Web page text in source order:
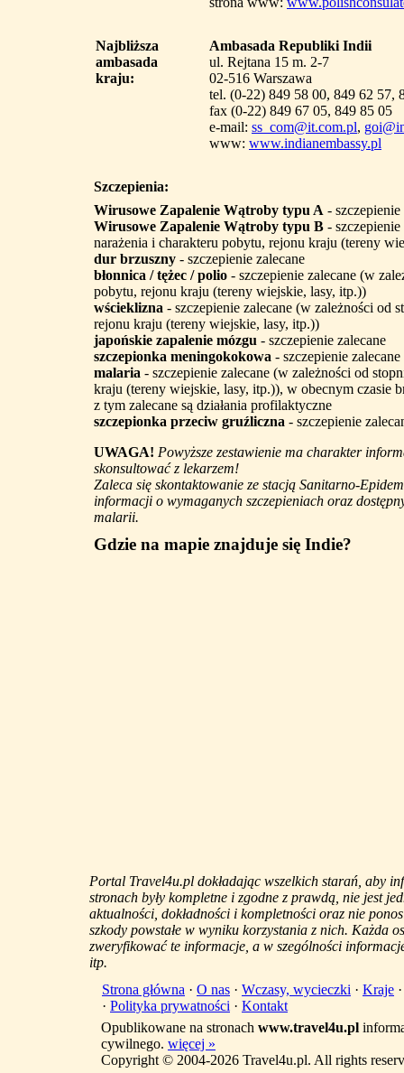
Najbliższa
ambasada
kraju:
Ambasada Republiki Indii
ul. Rejtana 15 m. 2-7
02-516 Warszawa
tel. (0-22) 849 58 00, 849 62 57,
fax (0-22) 849 67 05, 849 85 05
e-mail: ss_com@it.com.pl,
www: www.indianembassy.pl
Szczepienia:
Wirusowe Zapalenie Wątroby typu A - szczepienie
Wirusowe Zapalenie Wątroby typu B -
narażenia i charakteru pobytu, rejonu kraju (tereny
dur brzuszny - szczepienie zalecane
błonnica / tężec / polio - szczepienie zalecane (w
pobytu, rejonu kraju (tereny wiejskie, lasy, itp.))
wścieklizna - szczepienie zalecane (w zależności od
rejonu kraju (tereny wiejskie, lasy, itp.))
japońskie zapalenie mózgu - szczepienie zalecane
szczepionka meningokokowa - szczepienie zalecane
malaria - szczepienie zalecane (w zależności od
kraju (tereny wiejskie, lasy, itp.)), w obecnym czasie
z tym zalecane są działania profilaktyczne
szczepionka przeciw gruźliczna - szczepienie
UWAGA! Powyższe zestawienie ma charakter
skonsultować z lekarzem!
Zaleca się skontaktowanie ze stacją Sanitarno-
informacji o wymaganych szczepieniach oraz
malarii.
Gdzie na mapie znajduje się Indie?
Portal Travel4u.pl dokładając wszelkich starań, aby
stronach były kompletne i zgodne z prawdą, nie jest
aktualności, dokładności i kompletności oraz nie
szkody powstałe w wyniku korzystania z nich. Każda
zweryfikować te informacje, a w szególności
itp.
Strona główna · O nas · Wczasy, wycieczki · Kraje
· Polityka prywatności · Kontakt
Opublikowane na stronach www.travel4u.pl
cywilnego. więcej »
Copyright © 2004-2026 Travel4u.pl. All rights